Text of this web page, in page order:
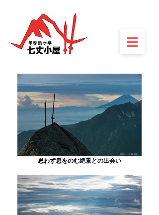
思わず息をのむ絶景との出会い